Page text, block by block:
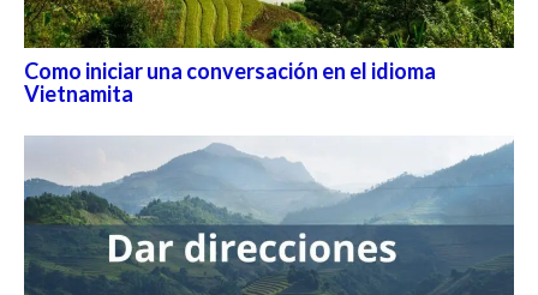
Como iniciar una conversación en el idioma
Vietnamita